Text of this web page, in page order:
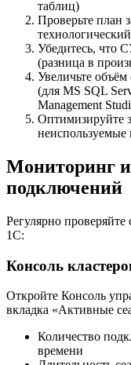
таблиц)
Проверьте план
Убедитесь, что
(разница в
Увеличьте
(для MS SQL
Management
Оптимизируйте
неиспользуемые
Мониторинг
подключений
Регулярно
1С:
Консоль
Откройте Консоль
вкладка «Активные
Количество
времени